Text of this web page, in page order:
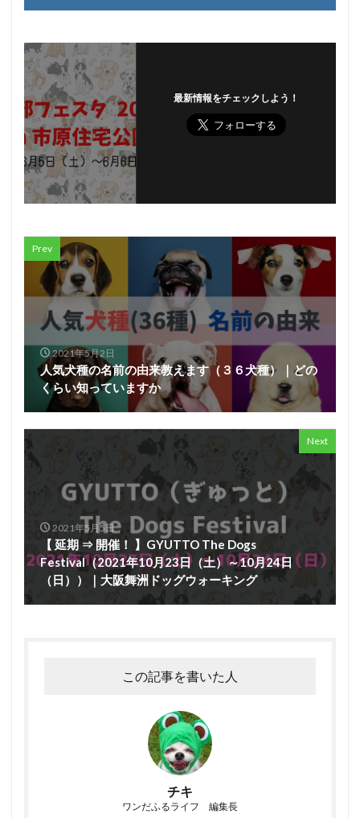
最新情報をチェックしよう！
Prev
2021年5月2日
人気犬種の名前の由来教えます（３６犬種）｜どの
くらい知っていますか
Next
2021年5月5日
【 延期 ⇒ 開催！ 】GYUTTO The Dogs
Festival（2021年10月23日（土）～10月24日
（日））｜大阪舞洲ドッグウォーキング
この記事を書いた人
チキ
ワンだふるライフ 編集長